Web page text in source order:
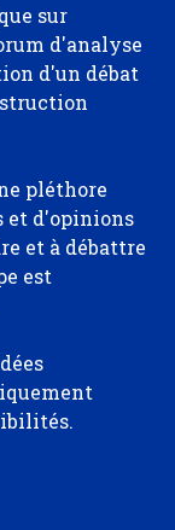
sur
d'analyse
d'un débat
pléthore
et d'opinions
et à débattre
est